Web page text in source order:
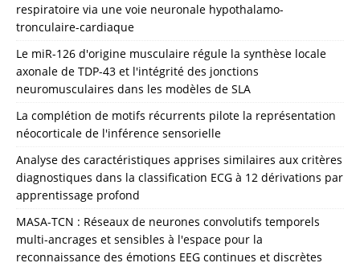
respiratoire via une voie neuronale hypothalamo-
tronculaire-cardiaque
Le miR-126 d'origine musculaire régule la synthèse locale
axonale de TDP-43 et l'intégrité des jonctions
neuromusculaires dans les modèles de SLA
La complétion de motifs récurrents pilote la représentation
néocorticale de l'inférence sensorielle
Analyse des caractéristiques apprises similaires aux critères
diagnostiques dans la classification ECG à 12 dérivations par
apprentissage profond
MASA-TCN : Réseaux de neurones convolutifs temporels
multi-ancrages et sensibles à l'espace pour la
reconnaissance des émotions EEG continues et discrètes